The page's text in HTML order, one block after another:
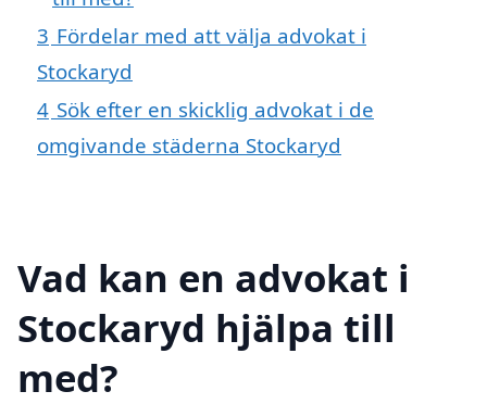
3 Fördelar med att välja advokat i
Stockaryd
4 Sök efter en skicklig advokat i de
omgivande städerna Stockaryd
Vad kan en advokat i
Stockaryd hjälpa till
med?